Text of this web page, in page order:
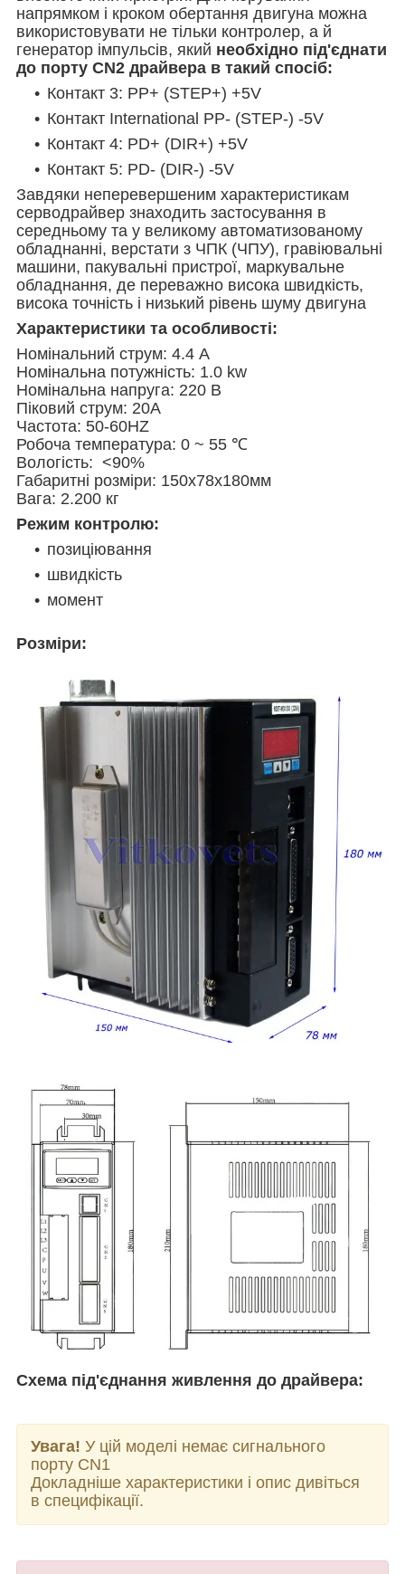
напрямком і кроком обертання двигуна можна
використовувати не тільки контролер, а й
генератор імпульсів, який необхідно під'єднати
до порту CN2 драйвера в такий спосіб:
Контакт 3: PP+ (STEP+) +5V
Контакт International PP- (STEP-) -5V
Контакт 4: PD+ (DIR+) +5V
Контакт 5: PD- (DIR-) -5V
Завдяки неперевершеним характеристикам
серводрайвер знаходить застосування в
середньому та у великому автоматизованому
обладнанні, верстати з ЧПК (ЧПУ), гравіювальні
машини, пакувальні пристрої, маркувальне
обладнання, де переважно висока швидкість,
висока точність і низький рівень шуму двигуна
Характеристики та особливості:
Номінальний струм: 4.4 А
Номінальна потужність: 1.0 kw
Номінальна напруга: 220 В
Піковий струм: 20A
Частота: 50-60HZ
Робоча температура: 0 ~ 55 ℃
Вологість: <90%
Габаритні розміри: 150х78х180мм
Вага: 2.200 кг
Режим контролю:
позиціювання
швидкість
момент
Розміри:
Схема під'єднання живлення до драйвера:
Увага! У цій моделі немає сигнального
порту CN1
Докладніше характеристики і опис дивіться
в специфікації.